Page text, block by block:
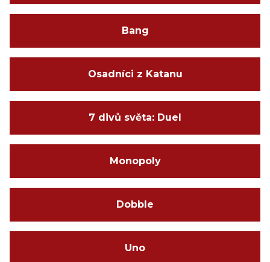
Bang
Osadníci z Katanu
7 divů světa: Duel
Monopoly
Dobble
Uno